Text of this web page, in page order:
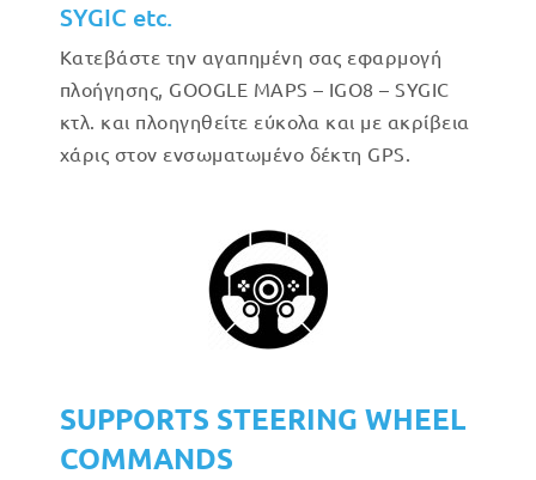
SYGIC etc.
Κατεβάστε την αγαπημένη σας εφαρμογή
πλοήγησης, GOOGLE MAPS – IGO8 – SYGIC
κτλ. και πλοηγηθείτε εύκολα και με ακρίβεια
χάρις στον ενσωματωμένο δέκτη GPS.
SUPPORTS STEERING WHEEL
COMMANDS